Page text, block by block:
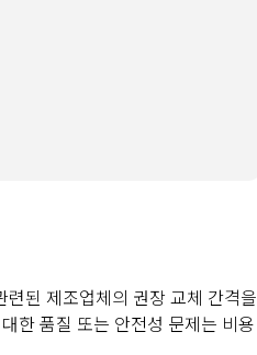
된 제조업체의 권장 교체 간격을
한 품질 또는 안전성 문제는 비용